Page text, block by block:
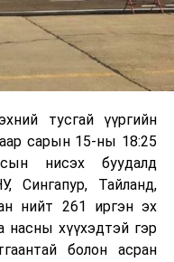
тусгай үүргийн
сарын 15-ны 18:25
нисэх буудалд
Сингапур, Тайланд,
нийт 261 иргэн эх
насны хүүхэдтэй гэр
болон асран